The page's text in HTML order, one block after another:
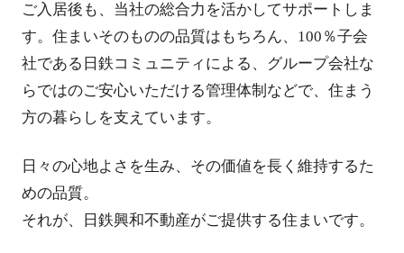
ご入居後も、当社の総合力を活かしてサポートしま
す。住まいそのものの品質はもちろん、100％子会
社である日鉄コミュニティによる、グループ会社な
らではのご安心いただける管理体制などで、住まう
方の暮らしを支えています。
日々の心地よさを生み、その価値を長く維持するた
めの品質。
それが、日鉄興和不動産がご提供する住まいです。